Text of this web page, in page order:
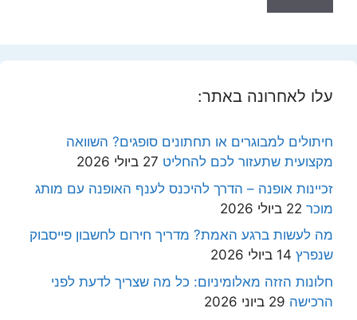
עלו לאחרונה באתר:
חיתולים למבוגרים או תחתונים סופגים? השוואה
מקצועית שתעזור לכם להחליט 27 ביולי 2026
זכיינות אופנה – הדרך להיכנס לענף האופנה עם מותג
מוכר 22 ביולי 2026
מה לעשות ברגע האמת? מדריך חירום לחשבון פייסבוק
שנפרץ 14 ביולי 2026
חלונות הזזה מאלומיניום: כל מה שצריך לדעת לפני
הרכישה 29 ביוני 2026